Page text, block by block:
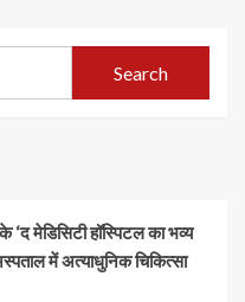
Search
मेडिसिटी हॉस्पिटल का भव्य
में अत्याधुनिक चिकित्सा